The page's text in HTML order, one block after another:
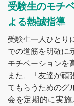
受験生のモチ
よる熱誠指導
受験生一人ひとり
での道筋を明確に
モチベーションを
また、「友達が頑
てもらうためのグ
会を定期的に実